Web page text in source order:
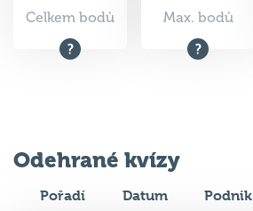
Celkem bodů Max. bodů
Odehrané kvízy
Pořadí Datum Podnik